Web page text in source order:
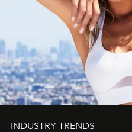
INDUSTRY TRENDS